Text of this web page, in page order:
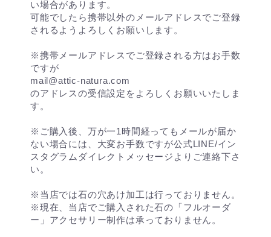
い場合があります。
可能でしたら携帯以外のメールアドレスでご登録
されるようよろしくお願いします。
※携帯メールアドレスでご登録される方はお手数
ですが
mail@attic-natura.com
のアドレスの受信設定をよろしくお願いいたしま
す。
※ご購入後、万が一1時間経ってもメールが届か
ない場合には、大変お手数ですが公式LINE/イン
スタグラムダイレクトメッセージよりご連絡下さ
い。
※当店では石の穴あけ加工は行っておりません。
※現在、当店でご購入された石の「フルオーダ
ー」アクセサリー制作は承っておりません。